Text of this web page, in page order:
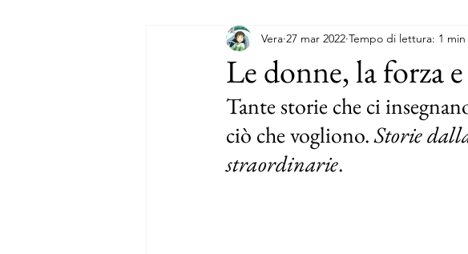
Le donne, la forza
Vera 27 mar 2022 Tempo di lettura: 1 min
Tante storie che ci
ciò che vogliono. Storie
straordinarie.